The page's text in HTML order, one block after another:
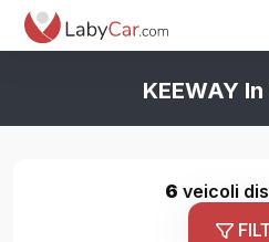
KEEWAY
6 veicoli